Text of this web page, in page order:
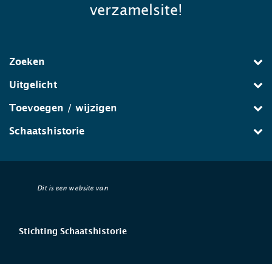
verzamelsite!
Zoeken
Uitgelicht
Toevoegen / wijzigen
Schaatshistorie
Dit is een website van
Stichting Schaatshistorie